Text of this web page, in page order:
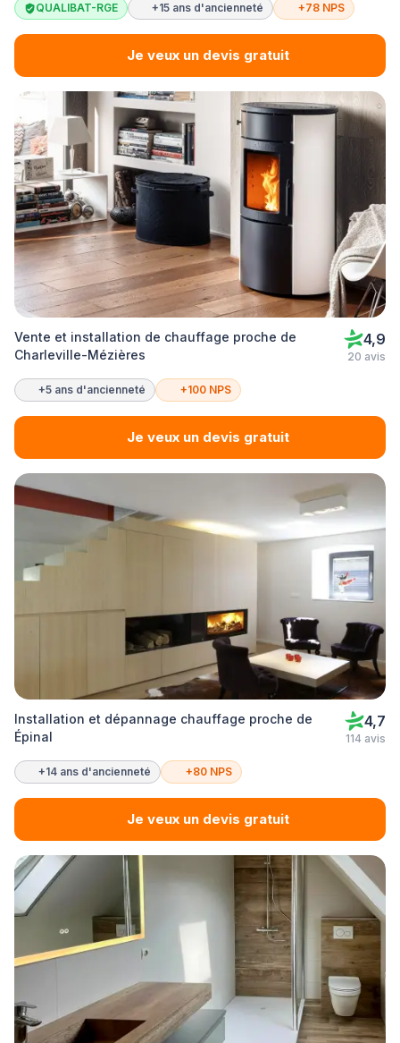
QUALIBAT-RGE +15 ans d'ancienneté +78 NPS
Je veux un devis gratuit
Vente et installation de chauffage proche de
Charleville-Mézières
4,9
20 avis
+5 ans d'ancienneté +100 NPS
Je veux un devis gratuit
Installation et dépannage chauffage proche de
Épinal
4,7
114 avis
+14 ans d'ancienneté +80 NPS
Je veux un devis gratuit